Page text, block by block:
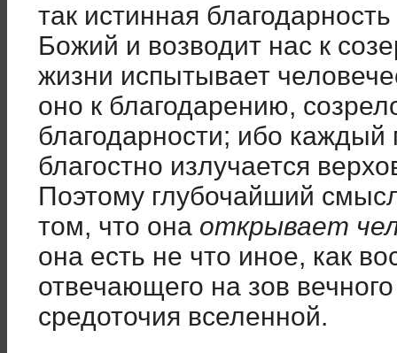
так истинная
Божий и возводит нас к
жизни испытывает
оно к благодарению,
благодарности; ибо
благостно излучается
Поэтому глубочайший
том, что она открывает
она есть не что иное, как
отвечающего на зов
средоточия вселенной.